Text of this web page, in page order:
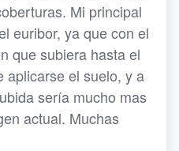
Mi principal
euribor, ya que con el
que subiera hasta el
aplicarse el suelo, y a
sería mucho mas
actual. Muchas